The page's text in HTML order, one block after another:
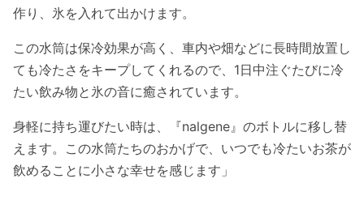
作り、氷を入れて出かけます。
この水筒は保冷効果が高く、車内や畑などに長時間放置し
ても冷たさをキープしてくれるので、1日中注ぐたびに冷
たい飲み物と氷の音に癒されています。
身軽に持ち運びたい時は、『nalgene』のボトルに移し替
えます。この水筒たちのおかげで、いつでも冷たいお茶が
飲めることに小さな幸せを感じます」